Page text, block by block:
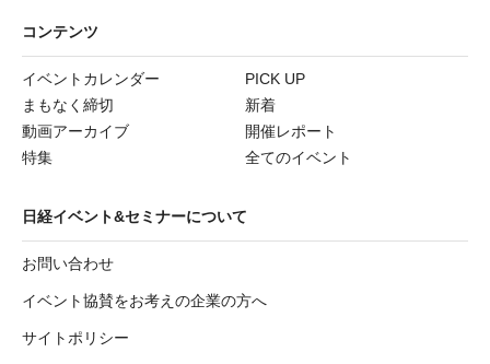
コンテンツ
イベントカレンダー
PICK UP
まもなく締切
新着
動画アーカイブ
開催レポート
特集
全てのイベント
日経イベント&セミナーについて
お問い合わせ
イベント協賛をお考えの企業の方へ
サイトポリシー